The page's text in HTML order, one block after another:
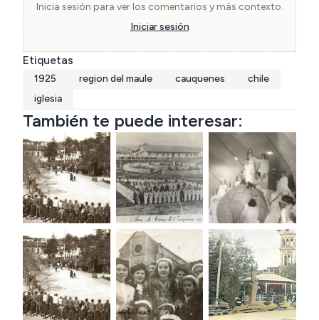
Inicia sesión para ver los comentarios y más contexto.
Iniciar sesión
Etiquetas
1925 region del maule cauquenes
chile
iglesia
También te puede interesar: